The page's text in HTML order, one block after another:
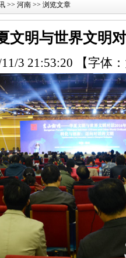
>> 河南 >> 浏览文章
明与世界文明
3 21:53:20 【字体：